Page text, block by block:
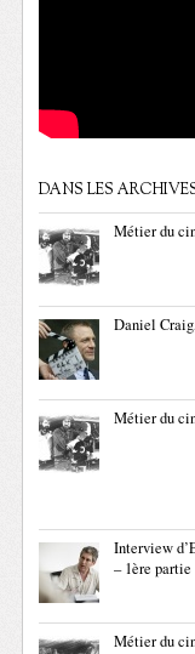
DANS LES
Métier du
Daniel
Métier du
Interview
– 1ère partie
Métier du